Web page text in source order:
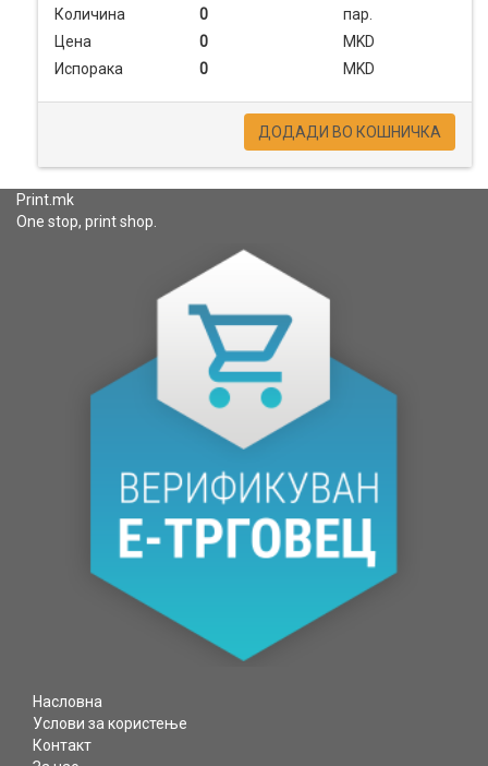
ФОРМАТ
ФОРМАТ
Количина 0
пар.
Цена
0
MKD
Испорака
0 MKD
ДОДАДИ ВО КОШНИЧКА
Print.mk
One stop, print shop.
Насловна
Услови за користење
Контакт